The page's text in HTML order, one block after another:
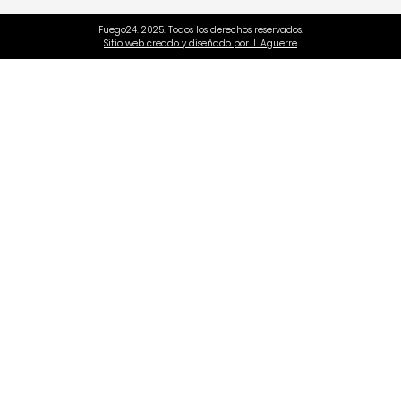
Fuego24. 2025. Todos los derechos reservados.
Sitio web creado y diseñado por J. Aguerre